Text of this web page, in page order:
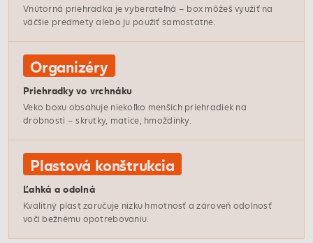
Vnútorná priehradka je vyberateľná – box môžeš využiť na
väčšie predmety alebo ju použiť samostatne.
Organizéry
Priehradky vo vrchnáku
Veko boxu obsahuje niekoľko menších priehradiek na
drobnosti – skrutky, matice, hmoždinky.
Plastová konštrukcia
Ľahká a odolná
Kvalitný plast zaručuje nízku hmotnosť a zároveň odolnosť
voči bežnému opotrebovaniu.